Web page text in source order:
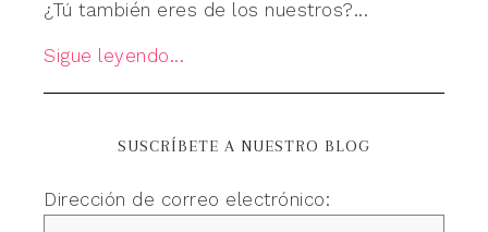
¿Tú también eres de los nuestros?...
Sigue leyendo...
SUSCRÍBETE A NUESTRO BLOG
Dirección de correo electrónico: